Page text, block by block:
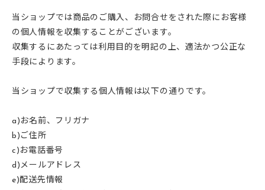
当ショップでは商品のご購入、お問合せをされた際にお客様
の個人情報を収集することがございます。
収集するにあたっては利用目的を明記の上、適法かつ公正な
手段によります。
当ショップで収集する個人情報は以下の通りです。
a)お名前、フリガナ
b)ご住所
c)お電話番号
d)メールアドレス
e)配送先情報